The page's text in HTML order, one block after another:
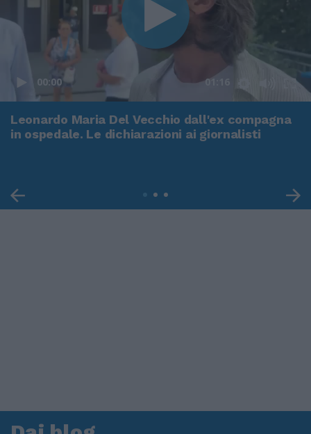
00:00 01:16
Leonardo Maria Del Vecchio dall'ex compagna
in ospedale. Le dichiarazioni ai giornalisti